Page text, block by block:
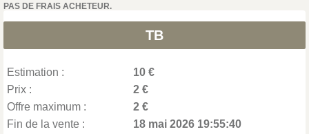
PAS DE FRAIS ACHETEUR.
TB
Estimation :
10 €
Prix :
2 €
Offre maximum :
2 €
Fin de la vente :
18 mai 2026 19:55:40